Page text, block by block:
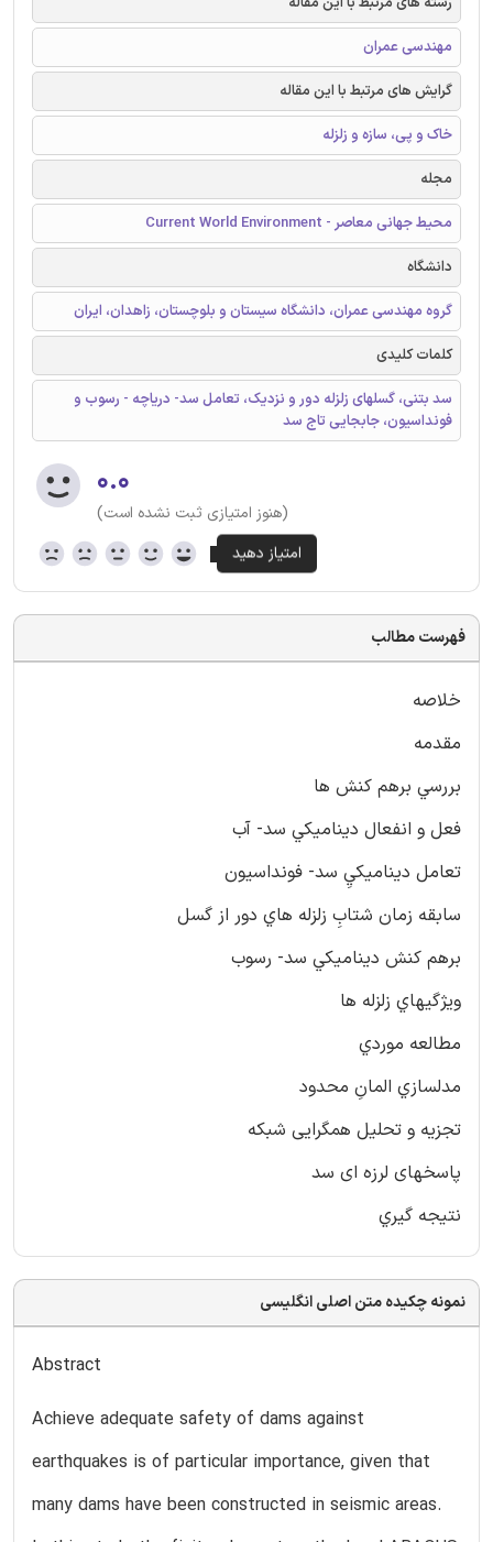
مهندسی عمران
گرایش های مرتبط با این مقاله
خاک و پی، سازه و زلزله
مجله
محیط جهانی معاصر - Current World Environment
دانشگاه
گروه مهندسی عمران، دانشگاه سیستان و بلوچستان، زاهدان، ایران
کلمات کلیدی
سد بتنی، گسلهای زلزله دور و نزدیک، تعامل سد- دریاچه - رسوب و
فونداسیون، جابجایی تاج سد
۰.۰
(هنوز امتیازی ثبت نشده است)
فهرست مطالب
خلاصه
مقدمه
بررسي برهم کنش ها
فعل و انفعال ديناميکي سد- آب
تعامل ديناميکيِ سد- فونداسيون
سابقه زمان شتابِ زلزله هاي دور از گسل
برهم کنش ديناميکي سد- رسوب
ويژگيهاي زلزله ها
مطالعه موردي
مدلسازي المانِ محدود
تجزیه و تحلیل همگرایی شبکه
پاسخهای لرزه ای سد
نتيجه گيري
نمونه چکیده متن اصلی انگلیسی
Abstract
Achieve adequate safety of dams against
earthquakes is of particular importance, given that
many dams have been constructed in seismic areas.